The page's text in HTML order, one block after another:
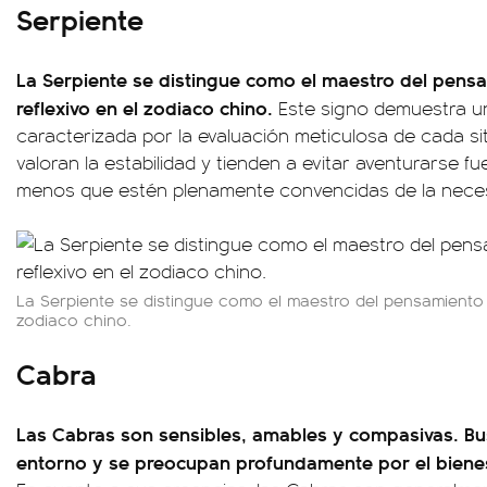
Serpiente
La Serpiente se distingue como el maestro del
reflexivo en el zodiaco chino. Este signo demuestra
caracterizada por la evaluación meticulosa de cada
valoran la estabilidad y tienden a evitar aventurarse
menos que estén plenamente convencidas de la
La Serpiente se distingue como el maestro del
zodiaco chino.
Cabra
Las Cabras son sensibles, amables y compasivas.
entorno y se preocupan profundamente por el